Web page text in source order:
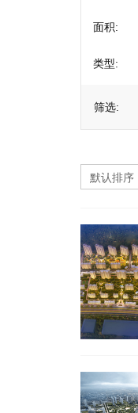
面积:
类型:
筛选:
默认排序